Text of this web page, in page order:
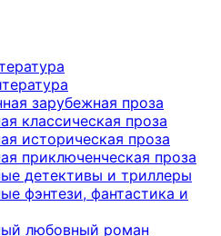
зарубежная проза
классическая проза
историческая проза
приключенческая проза
детективы и триллеры
фэнтези, фантастика и
любовный роман